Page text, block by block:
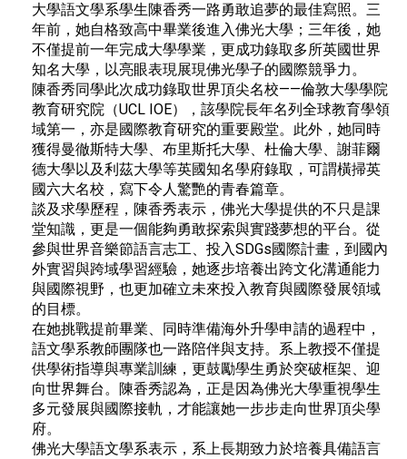
大學語文學系學生陳香秀一路勇敢追夢的最佳寫照。三
年前，她自格致高中畢業後進入佛光大學；三年後，她
不僅提前一年完成大學學業，更成功錄取多所英國世界
知名大學，以亮眼表現展現佛光學子的國際競爭力。
陳香秀同學此次成功錄取世界頂尖名校——倫敦大學學院
教育研究院（UCL IOE），該學院長年名列全球教育學領
域第一，亦是國際教育研究的重要殿堂。此外，她同時
獲得曼徹斯特大學、布里斯托大學、杜倫大學、謝菲爾
德大學以及利茲大學等英國知名學府錄取，可謂橫掃英
國六大名校，寫下令人驚艷的青春篇章。
談及求學歷程，陳香秀表示，佛光大學提供的不只是課
堂知識，更是一個能夠勇敢探索與實踐夢想的平台。從
參與世界音樂節語言志工、投入SDGs國際計畫，到國內
外實習與跨域學習經驗，她逐步培養出跨文化溝通能力
與國際視野，也更加確立未來投入教育與國際發展領域
的目標。
在她挑戰提前畢業、同時準備海外升學申請的過程中，
語文學系教師團隊也一路陪伴與支持。系上教授不僅提
供學術指導與專業訓練，更鼓勵學生勇於突破框架、迎
向世界舞台。陳香秀認為，正是因為佛光大學重視學生
多元發展與國際接軌，才能讓她一步步走向世界頂尖學
府。
佛光大學語文學系表示，系上長期致力於培養具備語言